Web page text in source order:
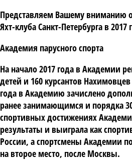
Представляем Вашему вниманию
Яхт-клуба Санкт-Петербурга в 2017
Академия парусного спорта
На начало 2017 года в Академии
детей и 160 курсантов
года в Академию зачислено
ранее занимающимся и порядка
спортивных достижениях
результаты и выиграла как
России, а спортсмены Академии
на второе место, после Москвы.